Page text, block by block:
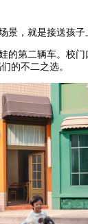
，就是接送孩
第二辆车。校
的不二之选。